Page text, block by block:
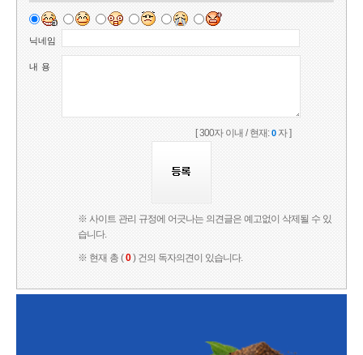
닉네임
내 용
[ 300자 이내 / 현재:0자 ]
※ 사이트 관리 규정에 어긋나는 의견글은 예고없이 삭제될 수 있
습니다.
※ 현재 총 (0) 건의 독자의견이 있습니다.